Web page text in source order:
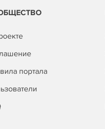
портала